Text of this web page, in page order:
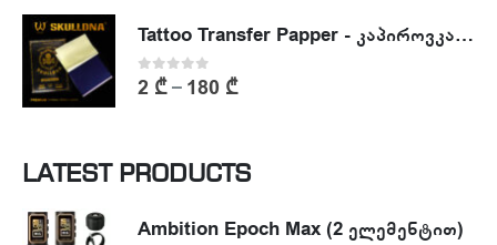
Tattoo Transfer Papper - კაპიროვკა - ტატუს ესკიზის კოპირების ქაღალდი
0out of 5
2 ₾– 180 ₾
LATEST PRODUCTS
Ambition Epoch Max (2 ელემენტით)